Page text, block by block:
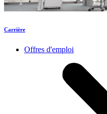
Carrière
Offres d'emploi